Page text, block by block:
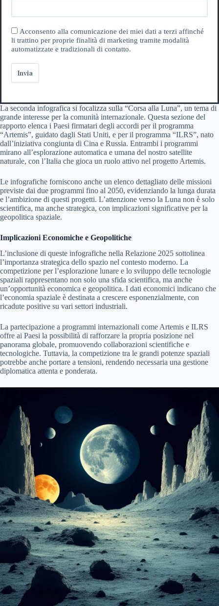
Acconsento alla comunicazione dei miei dati a terzi affinché
li trattino per proprie finalità di marketing tramite modalità
automatizzate e tradizionali di contatto.
Invia
La seconda infografica si focalizza sulla “Corsa alla Luna”, un tema di
grande interesse per la comunità internazionale. Questa sezione del
rapporto elenca i Paesi firmatari degli accordi per il programma
“Artemis”, guidato dagli Stati Uniti, e per il programma “ILRS”, nato
dall’iniziativa congiunta di Cina e Russia. Entrambi i programmi
mirano all’esplorazione automatica e umana del nostro satellite
naturale, con l’Italia che gioca un ruolo attivo nel progetto Artemis.
Le infografiche forniscono anche un elenco dettagliato delle missioni
previste dai due programmi fino al 2050, evidenziando la lunga durata
e l’ambizione di questi progetti. L’attenzione verso la Luna non è solo
scientifica, ma anche strategica, con implicazioni significative per la
geopolitica spaziale.
Implicazioni Economiche e Geopolitiche
L’inclusione di queste infografiche nella Relazione 2025 sottolinea
l’importanza strategica dello spazio nel contesto moderno. La
competizione per l’esplorazione lunare e lo sviluppo delle tecnologie
spaziali rappresentano non solo una sfida scientifica, ma anche
un’opportunità economica e geopolitica. I dati economici indicano che
l’economia spaziale è destinata a crescere esponenzialmente, con
ricadute positive su vari settori industriali.
La partecipazione a programmi internazionali come Artemis e ILRS
offre ai Paesi la possibilità di rafforzare la propria posizione nel
panorama globale, promuovendo collaborazioni scientifiche e
tecnologiche. Tuttavia, la competizione tra le grandi potenze spaziali
potrebbe anche portare a tensioni, rendendo necessaria una gestione
diplomatica attenta e ponderata.